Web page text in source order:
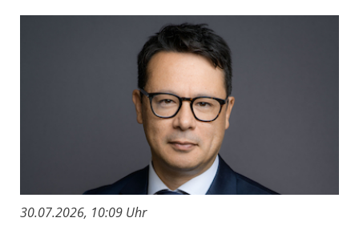
30.07.2026, 10:09 Uhr